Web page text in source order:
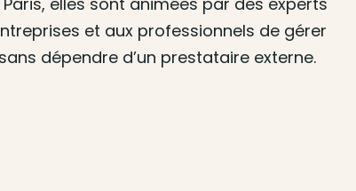
et aux professionnels de gérer
dépendre d’un prestataire externe.